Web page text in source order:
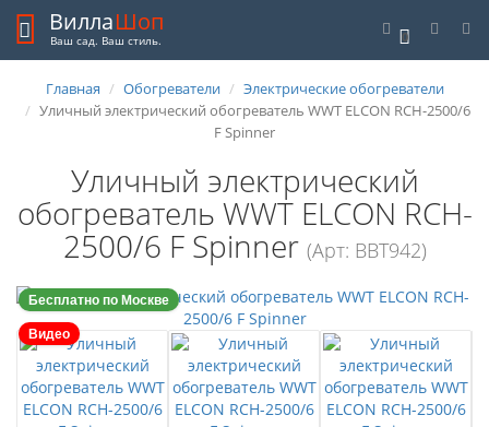
0
ВиллаШоп
Ваш сад. Ваш стиль.
Главная Обогреватели
Электрические обогреватели
Уличный электрический обогреватель WWT ELCON RCH-2500/6
F Spinner
Уличный электрический
обогреватель WWT ELCON RCH-
2500/6 F Spinner (Арт: ВВТ942)
Бесплатно по Москве
Видео